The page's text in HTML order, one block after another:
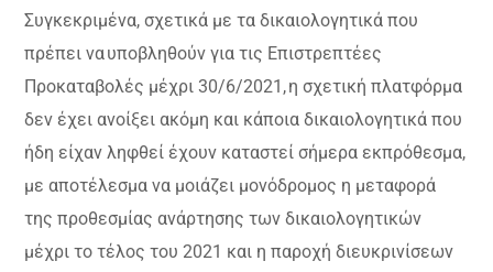
Συγκεκριμένα, σχετικά με τα δικαιολογητικά που
πρέπει να υποβληθούν για τις Επιστρεπτέες
Προκαταβολές μέχρι 30/6/2021, η σχετική πλατφόρμα
δεν έχει ανοίξει ακόμη και κάποια δικαιολογητικά που
ήδη είχαν ληφθεί έχουν καταστεί σήμερα εκπρόθεσμα,
με αποτέλεσμα να μοιάζει μονόδρομος η μεταφορά
της προθεσμίας ανάρτησης των δικαιολογητικών
μέχρι το τέλος του 2021 και η παροχή διευκρινίσεων